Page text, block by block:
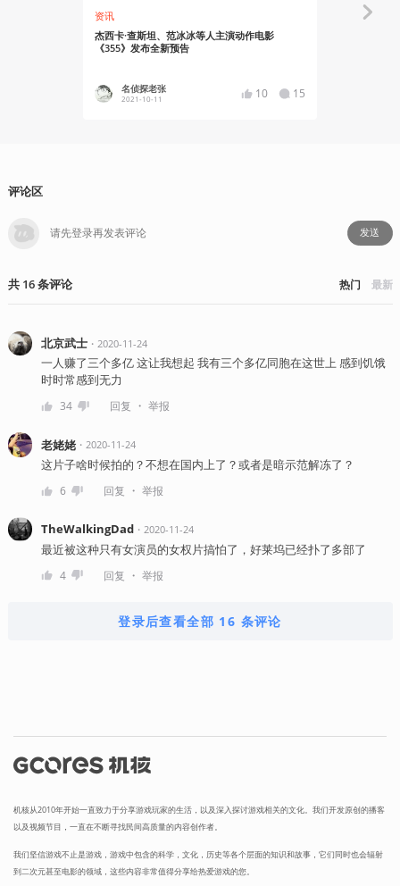
资讯
杰西卡·查斯坦、范冰冰等人主演动作电影
《355》发布全新预告
名侦探老张
2021-10-11 10 15
评论区
发送
共 16条评论 热门 最新
北京武士・ 2020-11-24
一人赚了三个多亿 这让我想起 我有三个多亿同胞在这世上 感到饥饿
时时常感到无力
34 回复 ・ 举报
老姥姥・ 2020-11-24
这片子啥时候拍的？不想在国内上了？或者是暗示范解冻了？
6 回复 ・ 举报
TheWalkingDad ・ 2020-11-24
最近被这种只有女演员的女权片搞怕了，好莱坞已经扑了多部了
4 回复 ・ 举报
登录后查看全部 16 条评论
机核从2010年开始一直致力于分享游戏玩家的生活，以及深入探讨游戏相关的文化。我们开发原创的播客
以及视频节目，一直在不断寻找民间高质量的内容创作者。
我们坚信游戏不止是游戏，游戏中包含的科学，文化，历史等各个层面的知识和故事，它们同时也会辐射
到二次元甚至电影的领域，这些内容非常值得分享给热爱游戏的您。